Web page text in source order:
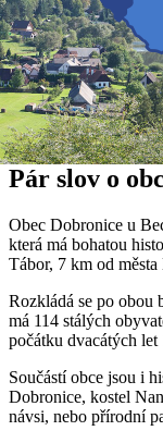
Pár slov o
Obec Dobronice u
která má bohatou
Tábor, 7 km od města
Rozkládá se po obou
má 114 stálých
počátku dvacátých let
Součástí obce jsou i
Dobronice, kostel
návsi, nebo přírodní